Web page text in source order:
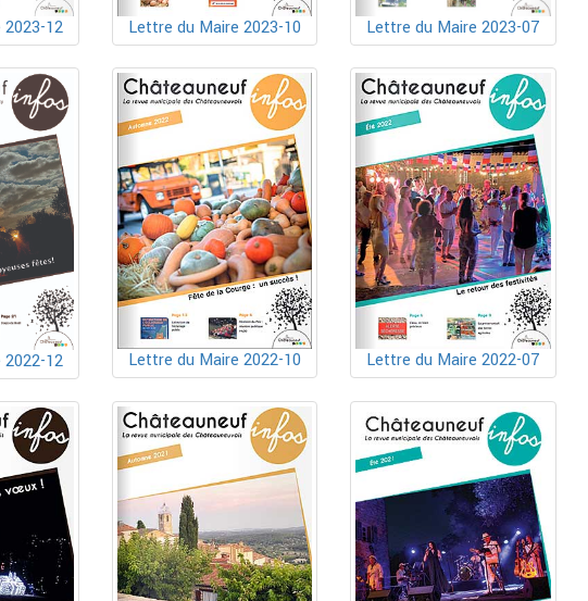
12 Lettre du Maire 2023-10 Lettre du Maire 2023-07
12 Lettre du Maire 2022-10 Lettre du Maire 2022-07